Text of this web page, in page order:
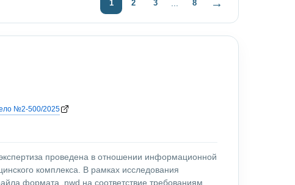
1 2 3 8 →
№2-500/2025
проведена в отношении информационной
комплекса. В рамках исследования
формата .nwd на соответствие требованиям